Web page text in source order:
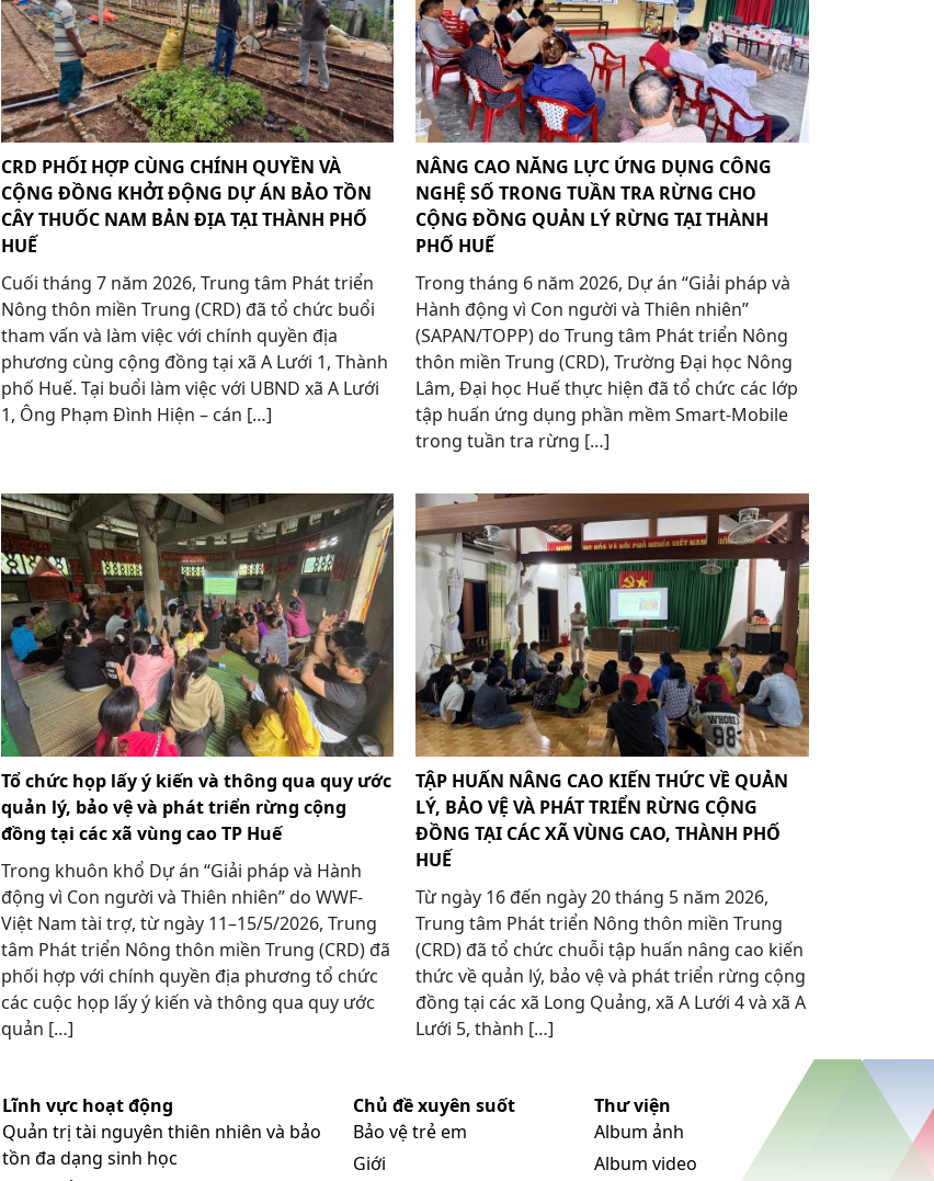
CRD PHỐI HỢP CÙNG CHÍNH QUYỀN VÀ
CỘNG ĐỒNG KHỞI ĐỘNG DỰ ÁN BẢO TỒN
CÂY THUỐC NAM BẢN ĐỊA TẠI THÀNH PHỐ
HUẾ
Cuối tháng 7 năm 2026, Trung tâm Phát triển
Nông thôn miền Trung (CRD) đã tổ chức buổi
tham vấn và làm việc với chính quyền địa
phương cùng cộng đồng tại xã A Lưới 1, Thành
phố Huế. Tại buổi làm việc với UBND xã A Lưới
1, Ông Phạm Đình Hiện – cán […]
NÂNG CAO NĂNG LỰC ỨNG DỤNG CÔNG
NGHỆ SỐ TRONG TUẦN TRA RỪNG CHO
CỘNG ĐỒNG QUẢN LÝ RỪNG TẠI THÀNH
PHỐ HUẾ
Trong tháng 6 năm 2026, Dự án “Giải pháp và
Hành động vì Con người và Thiên nhiên”
(SAPAN/TOPP) do Trung tâm Phát triển Nông
thôn miền Trung (CRD), Trường Đại học Nông
Lâm, Đại học Huế thực hiện đã tổ chức các lớp
tập huấn ứng dụng phần mềm Smart-Mobile
trong tuần tra rừng […]
Tổ chức họp lấy ý kiến và thông qua quy ước
quản lý, bảo vệ và phát triển rừng cộng
đồng tại các xã vùng cao TP Huế
Trong khuôn khổ Dự án “Giải pháp và Hành
động vì Con người và Thiên nhiên” do WWF-
Việt Nam tài trợ, từ ngày 11–15/5/2026, Trung
tâm Phát triển Nông thôn miền Trung (CRD) đã
phối hợp với chính quyền địa phương tổ chức
các cuộc họp lấy ý kiến và thông qua quy ước
quản […]
TẬP HUẤN NÂNG CAO KIẾN THỨC VỀ QUẢN
LÝ, BẢO VỆ VÀ PHÁT TRIỂN RỪNG CỘNG
ĐỒNG TẠI CÁC XÃ VÙNG CAO, THÀNH PHỐ
HUẾ
Từ ngày 16 đến ngày 20 tháng 5 năm 2026,
Trung tâm Phát triển Nông thôn miền Trung
(CRD) đã tổ chức chuỗi tập huấn nâng cao kiến
thức về quản lý, bảo vệ và phát triển rừng cộng
đồng tại các xã Long Quảng, xã A Lưới 4 và xã A
Lưới 5, thành […]
Lĩnh vực hoạt động
Quản trị tài nguyên thiên nhiên và bảo
tồn đa dạng sinh học
Chủ đề xuyên suốt
Bảo vệ trẻ em
Giới
Thư viện
Album ảnh
Album video